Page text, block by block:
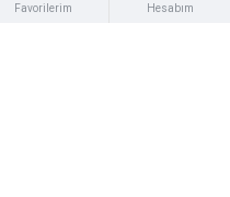
Favorilerim Hesabım